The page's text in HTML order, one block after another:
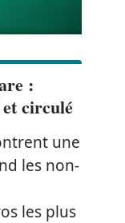
:
circulé
une
les non-
les plus